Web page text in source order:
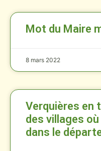
Mot du Maire
8 mars 2022
Verquières en
des villages
dans le